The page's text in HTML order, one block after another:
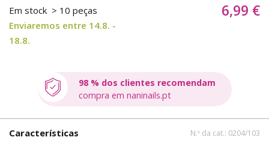
Em stock > 10 peças
Enviaremos entre 14.8. -
18.8.
6,99 €
98 % dos clientes recomendam
compra em naninails.pt
Características N.º da cat.: 0204/103